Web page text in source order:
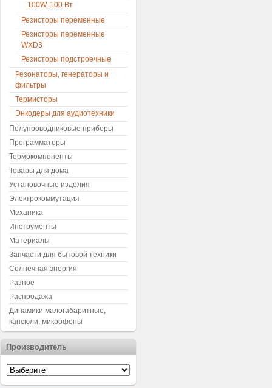
100W, 100 Вт
Резисторы переменные
Резисторы переменные
WXD3
Резисторы подстроечные
Резонаторы, генераторы и
фильтры
Термисторы
Энкодеры для аудиотехники
Полупроводниковые приборы
Программаторы
Термокомпоненты
Товары для дома
Установочные изделия
Электрокоммутация
Механика
Инструменты
Материалы
Запчасти для бытовой техники
Солнечная энергия
Разное
Распродажа
Динамики малогабаритные,
капсюли, микрофоны
Производитель